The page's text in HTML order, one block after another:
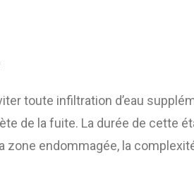
toute infiltration d’eau
de la fuite. La durée de cette
endommagée, la